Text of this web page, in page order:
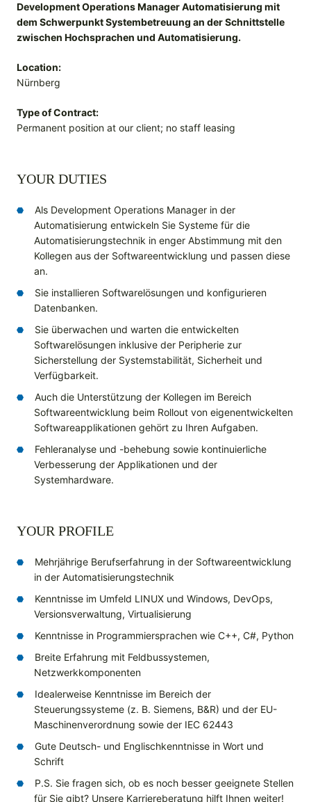
Development Operations Manager Automatisierung mit
dem Schwerpunkt Systembetreuung an der Schnittstelle
zwischen Hochsprachen und Automatisierung.
Location:
Nürnberg
Type of Contract:
Permanent position at our client; no staff leasing
YOUR DUTIES
Als Development Operations Manager in der
Automatisierung entwickeln Sie Systeme für die
Automatisierungstechnik in enger Abstimmung mit den
Kollegen aus der Softwareentwicklung und passen diese
an.
Sie installieren Softwarelösungen und konfigurieren
Datenbanken.
Sie überwachen und warten die entwickelten
Softwarelösungen inklusive der Peripherie zur
Sicherstellung der Systemstabilität, Sicherheit und
Verfügbarkeit.
Auch die Unterstützung der Kollegen im Bereich
Softwareentwicklung beim Rollout von eigenentwickelten
Softwareapplikationen gehört zu Ihren Aufgaben.
Fehleranalyse und -behebung sowie kontinuierliche
Verbesserung der Applikationen und der
Systemhardware.
YOUR PROFILE
Mehrjährige Berufserfahrung in der Softwareentwicklung
in der Automatisierungstechnik
Kenntnisse im Umfeld LINUX und Windows, DevOps,
Versionsverwaltung, Virtualisierung
Kenntnisse in Programmiersprachen wie C++, C#, Python
Breite Erfahrung mit Feldbussystemen,
Netzwerkkomponenten
Idealerweise Kenntnisse im Bereich der
Steuerungssysteme (z. B. Siemens, B&R) und der EU-
Maschinenverordnung sowie der IEC 62443
Gute Deutsch- und Englischkenntnisse in Wort und
Schrift
P.S. Sie fragen sich, ob es noch besser geeignete Stellen
für Sie gibt? Unsere Karriereberatung hilft Ihnen weiter!